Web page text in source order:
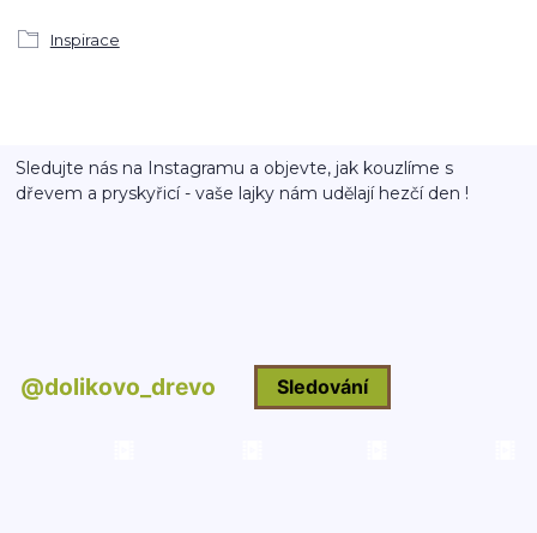
Inspirace
Sledujte nás na Instagramu a objevte, jak kouzlíme s
dřevem a pryskyřicí - vaše lajky nám udělají hezčí den !